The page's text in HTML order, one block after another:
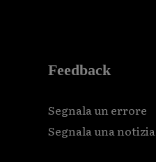
Feedback
Segnala un errore
Segnala una notizia